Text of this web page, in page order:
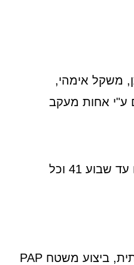
משקל אימהי,
ע"י אחות מעקב
ביקורת במיון כל 3 ימים עד שבוע 41 וכל
בדיקת רופא נשים שגרתית, ביצוע משטח PAP